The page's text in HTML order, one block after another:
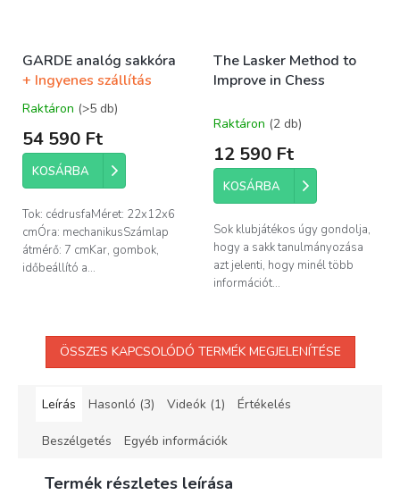
GARDE analóg sakkóra
+ Ingyenes szállítás
A
átlagos
értékelése
5-
5,0
csillag.
Raktáron (>5 db)
54 590 Ft
KOSÁRBA
Tok: cédrusfaMéret: 22x12x6
cmÓra: mechanikusSzámlap
átmérő: 7 cmKar, gombok,
időbeállító a...
The Lasker Method to
Improve in Chess
Raktáron (2 db)
12 590 Ft
KOSÁRBA
Sok klubjátékos úgy gondolja,
hogy a sakk tanulmányozása
azt jelenti, hogy minél több
információt...
ÖSSZES KAPCSOLÓDÓ TERMÉK MEGJELENÍTÉSE
Leírás Hasonló (3) Videók (1) Értékelés
Beszélgetés Egyéb információk
Termék részletes leírása